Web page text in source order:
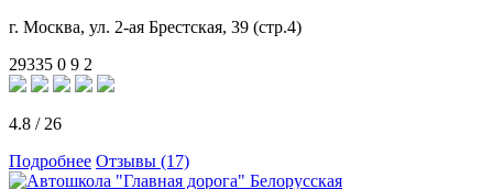
г. Москва, ул. 2-ая Брестская, 39 (стр.4)
29335 0 9 2
4.8 / 26
Подробнее Отзывы (17)